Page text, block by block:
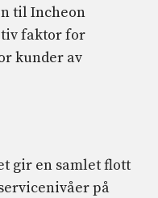
til Incheon
faktor for
kunder av
gir en samlet flott
på